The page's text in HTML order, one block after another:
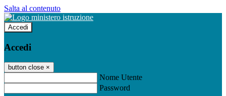
Salta al contenuto
Accedi
Accedi
button close ×
Nome Utente
Password